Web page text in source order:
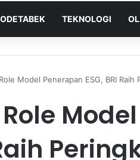
TEKNOLOGI
Model Penerapan ESG, BRI